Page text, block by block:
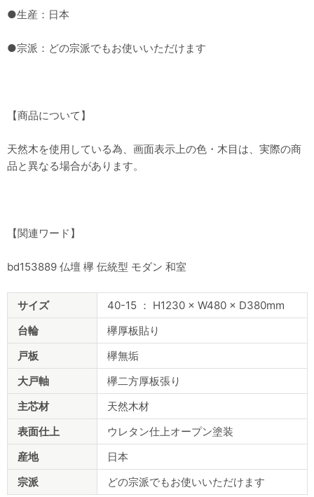
●生産：日本
●宗派：どの宗派でもお使いいただけます
【商品について】
天然木を使用している為、画面表示上の色・木目は、実際の商
品と異なる場合があります。
【関連ワード】
bd153889 仏壇 欅 伝統型 モダン 和室
サイズ
40-15 ： H1230 × W480 × D380mm
台輪
欅厚板貼り
戸板
欅無垢
大戸軸
欅二方厚板張り
主芯材
天然木材
表面仕上
ウレタン仕上オープン塗装
産地
日本
宗派
どの宗派でもお使いいただけます